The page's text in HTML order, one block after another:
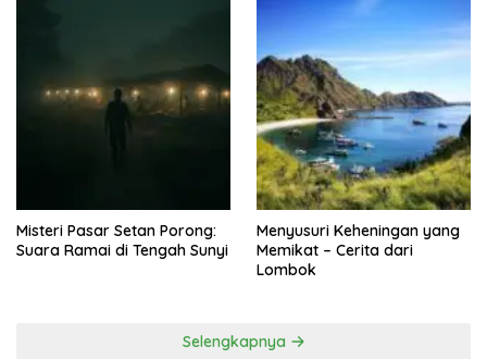
Misteri Pasar Setan Porong:
Suara Ramai di Tengah Sunyi
Menyusuri Keheningan yang
Memikat – Cerita dari
Lombok
Selengkapnya